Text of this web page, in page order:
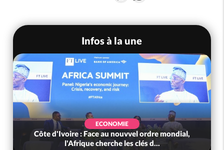
Infos à la une
ECONOMIE
Côte d'Ivoire : Face au nouvvel ordre mondial,
l'Afrique cherche les clés d...